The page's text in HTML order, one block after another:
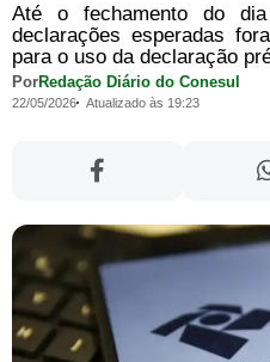
Até o fechamento do
declarações esperadas
para o uso da declaração
PorRedação Diário do Conesul
22/05/2026 Atualizado às 19:23